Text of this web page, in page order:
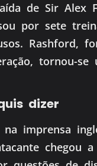
de Sir Alex
por sete
Rashford,
tornou-se
dizer
na imprensa
chegou